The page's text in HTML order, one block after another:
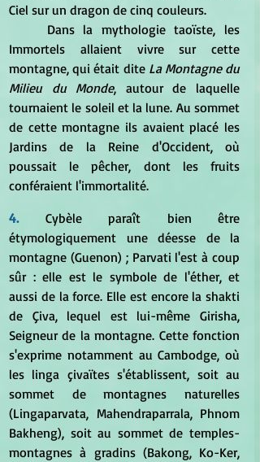
Ciel sur un dragon de cinq couleurs.
Immortels allaient vivre sur cette
montagne, qui était dite La Montagne du
Milieu du Monde, autour de laquelle
tournaient le soleil et la lune. Au sommet
de cette montagne ils avaient placé les
Jardins de la Reine d'Occident, où
poussait le pêcher, dont les fruits
conféraient l'immortalité.
4. Cybèle paraît bien être
étymologiquement une déesse de la
montagne (Guenon) ; Parvati l'est à coup
sûr : elle est le symbole de l'éther, et
aussi de la force. Elle est encore la shakti
de Çiva, lequel est lui-même Girisha,
Seigneur de la montagne. Cette fonction
s'exprime notamment au Cambodge, où
les linga çivaïtes s'établissent, soit au
sommet de montagnes naturelles
(Lingaparvata, Mahendraparrala, Phnom
Bakheng), soit au sommet de temples-
montagnes à gradins (Bakong, Ko-Ker,